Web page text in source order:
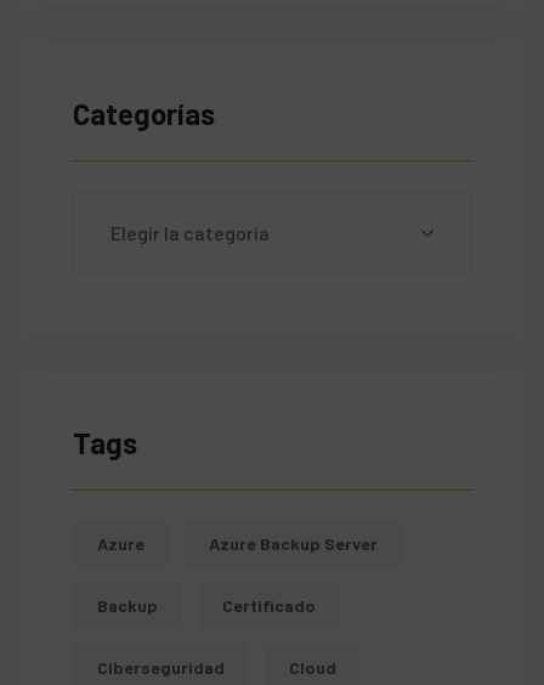
Categorías
Tags
Azure Azure Backup Server
Backup Certificado
Ciberseguridad Cloud